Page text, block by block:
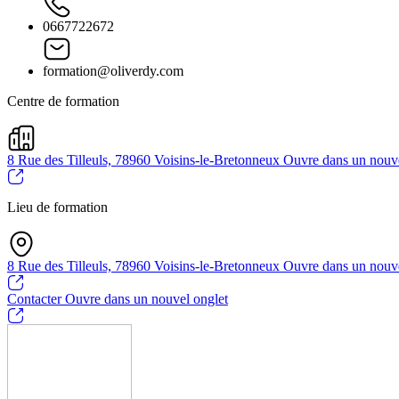
0667722672
formation@oliverdy.com
Centre de formation
8 Rue des Tilleuls, 78960 Voisins-le-Bretonneux Ouvre dans un
Lieu de formation
8 Rue des Tilleuls, 78960 Voisins-le-Bretonneux Ouvre dans un
ContacterOuvre dans un nouvel onglet